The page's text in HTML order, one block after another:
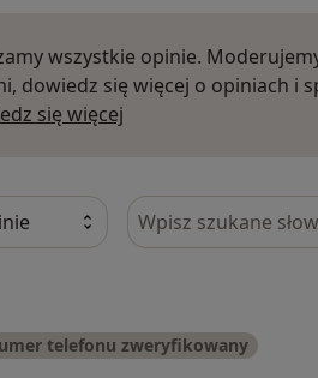
wszystkie opinie.
dowiedz się więcej o opiniach i
się więcej
Szukaj w opiniach
telefonu zweryfikowany